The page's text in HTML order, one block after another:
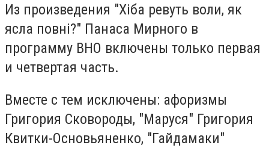
Из произведения "Хіба ревуть воли, як
ясла повні?" Панаса Мирного в
программу ВНО включены только первая
и четвертая часть.
Вместе с тем исключены: афоризмы
Григория Сковороды, "Маруся" Григория
Квитки-Основьяненко, "Гайдамаки"